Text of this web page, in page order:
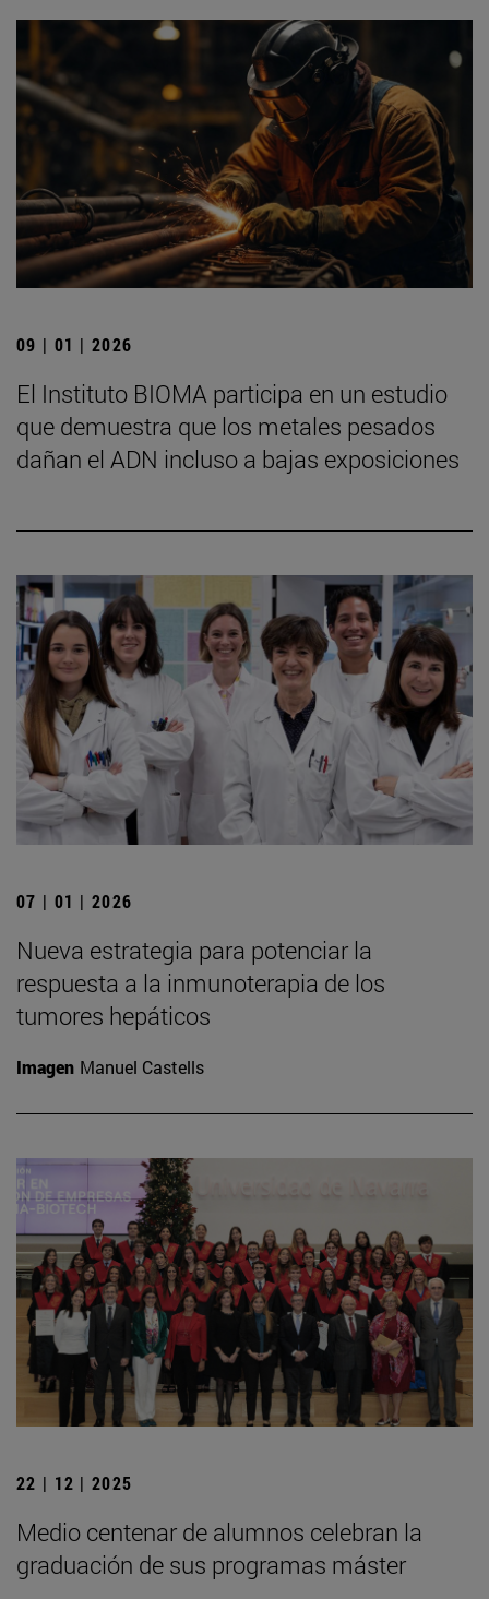
09 | 01 | 2026
El Instituto BIOMA participa en un estudio
que demuestra que los metales pesados
dañan el ADN incluso a bajas exposiciones
07 | 01 | 2026
Nueva estrategia para potenciar la
respuesta a la inmunoterapia de los
tumores hepáticos
Imagen Manuel Castells
22 | 12 | 2025
Medio centenar de alumnos celebran la
graduación de sus programas máster